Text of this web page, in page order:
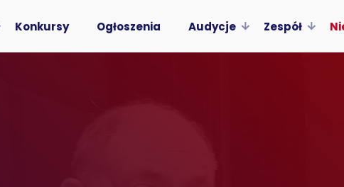
Konkursy Ogłoszenia Audycje Zespół